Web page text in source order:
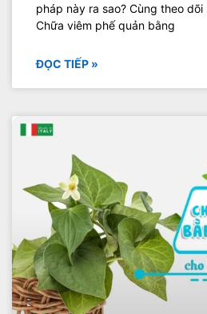
pháp này ra sao? Cùng theo
Chữa viêm phế quản bằng
ĐỌC TIẾP »